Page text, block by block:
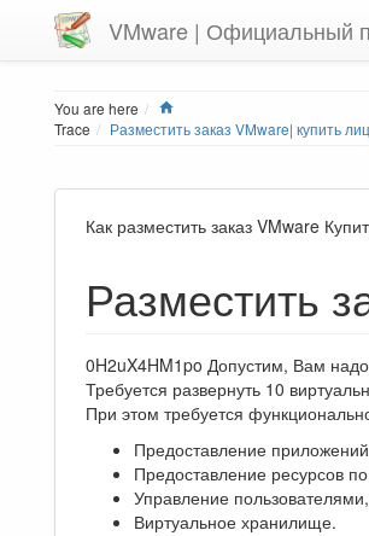
VMware | Официальный
You are here
Trace
Разместить заказ VMware| купить
Как разместить заказ VMware
Разместить
0H2uX4HM1po Допустим, Вам надо
Требуется развернуть 10
При этом требуется
Предоставление
Предоставление ресурсов
Управление
Виртуальное хранилище.